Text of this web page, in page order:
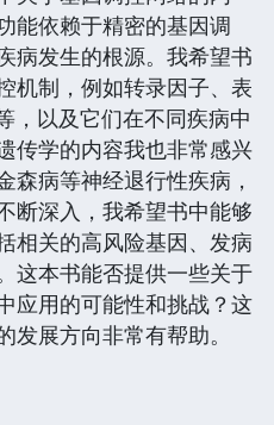
能依赖于精密的基因调
病发生的根源。我希望书
机制，例如转录因子、表
，以及它们在不同疾病中
传学的内容我也非常感兴
森病等神经退行性疾病，
断深入，我希望书中能够
相关的高风险基因、发病
这本书能否提供一些关于
应用的可能性和挑战？这
展方向非常有帮助。